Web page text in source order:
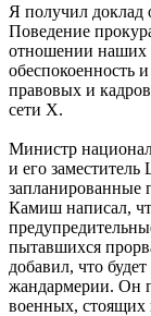
Я получил доклад
Поведение
отношении наших
обеспокоенность
правовых и
сети X.
Министр
и его
запланированные
Камиш написал,
пытавшихся
добавил, что
жандармерии. Он
военных, стоящих